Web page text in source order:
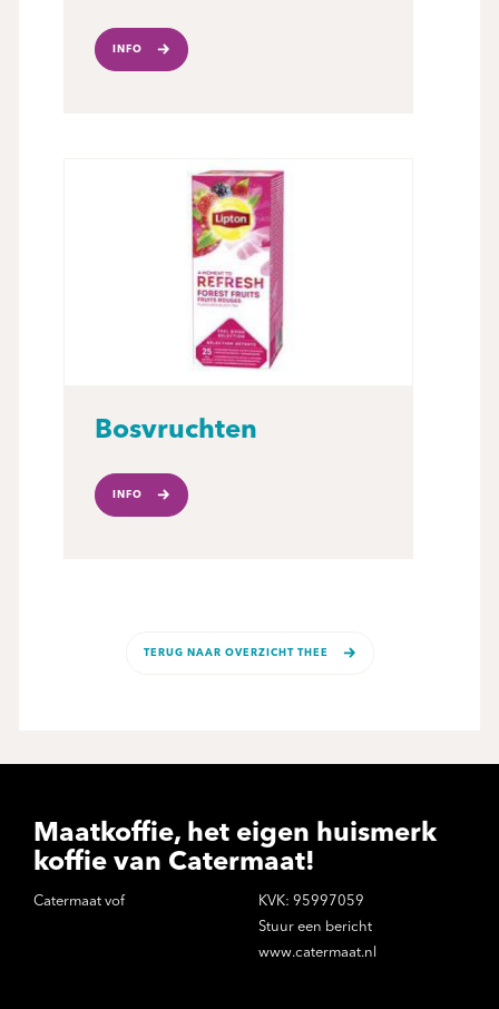
INFO
Bosvruchten
INFO
TERUG NAAR OVERZICHT THEE
Maatkoffie, het eigen huismerk
koffie van Catermaat!
Catermaat vof
KVK: 95997059
Stuur een bericht
www.catermaat.nl